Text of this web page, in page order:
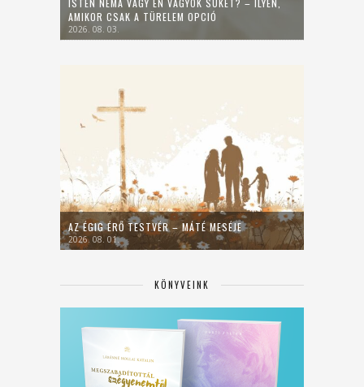
AMIKOR CSAK A TÜRELEM OPCIÓ
2026. 08. 03.
AZ ÉGIG ÉRŐ TESTVÉR – MÁTÉ MESÉJE
2026. 08. 01.
KÖNYVEINK